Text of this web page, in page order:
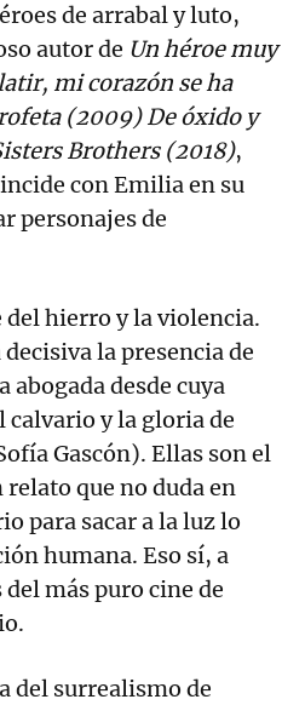
de arrabal y luto,
autor de Un héroe muy
mi corazón se ha
(2009) De óxido y
Brothers (2018),
con Emilia en su
personajes de
del hierro y la violencia.
la presencia de
abogada desde cuya
calvario y la gloria de
Gascón). Ellas son el
relato que no duda en
para sacar a la luz lo
humana. Eso sí, a
más puro cine de
del surrealismo de